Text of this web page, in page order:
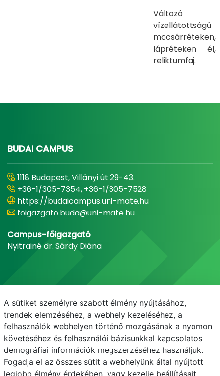
Változó
vízellátottságú
mocsárréteken,
lápréteken él,
reliktumfaj.
BUDAI CAMPUS
1118 Budapest, Villányi út 29-43.
+36-1/305-7354, +36-1/305-7528
https://budaicampus.uni-mate.hu
foigazgato.buda@uni-mate.hu
Campus-főigazgató
Nyitrainé dr. Sárdy Diána
E-mail Telefonkönyv NEPTUN E-learning
A sütiket személyre szabott élmény nyújtásához,
trendek elemzéséhez, a webhely kezeléséhez, a
felhasználók webhelyen történő mozgásának a nyomon
követéséhez és felhasználói bázisunkkal kapcsolatos
demográfiai információk megszerzéséhez használjuk.
Fogadja el az összes sütit a webhelyünk által nyújtott
legjobb élmény érdekében, vagy kezelje beállításait.